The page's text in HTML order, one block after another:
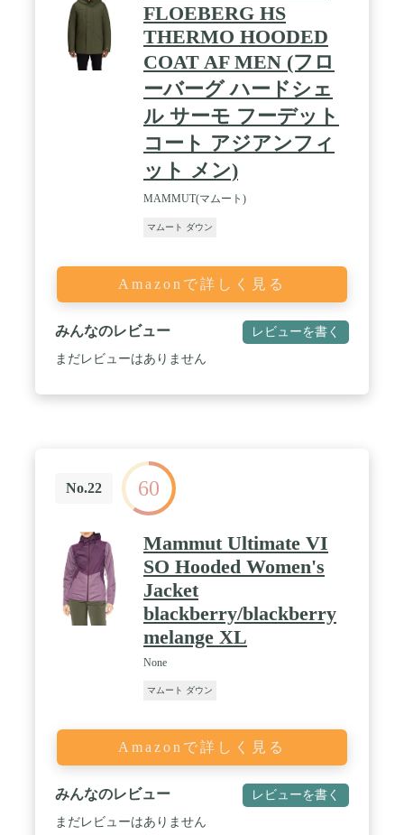
FLOEBERG HS
THERMO HOODED
COAT AF MEN (フロ
ーバーグ ハードシェ
ル サーモ フーデット
コート アジアンフィ
ット メン)
MAMMUT(マムート)
マムート ダウン
Amazonで詳しく見る
みんなのレビュー レビューを書く
まだレビューはありません
No.22 60
Mammut Ultimate VI
SO Hooded Women's
Jacket
blackberry/blackberry
melange XL
None
マムート ダウン
Amazonで詳しく見る
みんなのレビュー レビューを書く
まだレビューはありません